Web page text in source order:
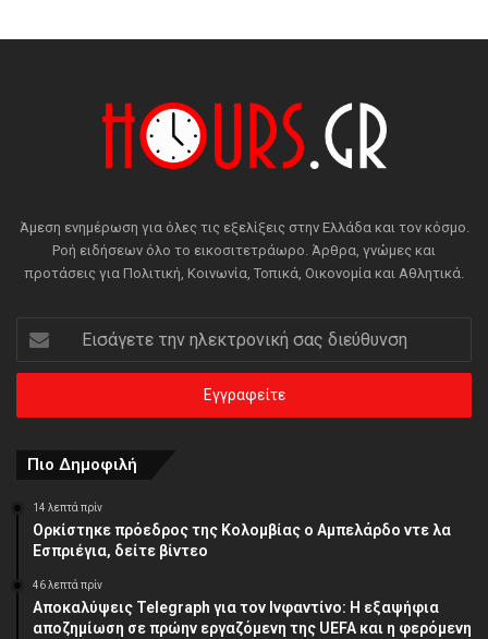
Άμεση ενημέρωση για όλες τις εξελίξεις στην Ελλάδα και τον κόσμο.
Ροή ειδήσεων όλο το εικοσιτετράωρο. Άρθρα, γνώμες και
προτάσεις για Πολιτική, Κοινωνία, Τοπικά, Οικονομία και Αθλητικά.
Εισάγετε
την
ηλεκτρονική
διεύθυνση
Πιο Δημοφιλή
14 λεπτά πρίν
Ορκίστηκε πρόεδρος της Κολομβίας ο Αμπελάρδο ντε λα
Εσπριέγια, δείτε βίντεο
46 λεπτά πρίν
Αποκαλύψεις Telegraph για τον Ινφαντίνο: Η εξαψήφια
αποζημίωση σε πρώην εργαζόμενη της UEFA και η φερόμενη